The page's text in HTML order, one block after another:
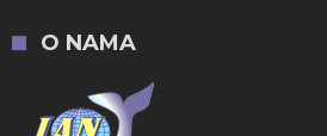
O NAMA